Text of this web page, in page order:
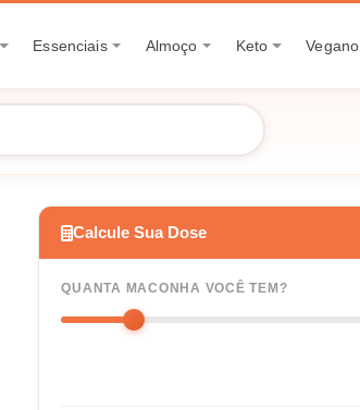
Essenciais Almoço Keto Vegano
Calcule Sua Dose
QUANTA MACONHA VOCÊ TEM?